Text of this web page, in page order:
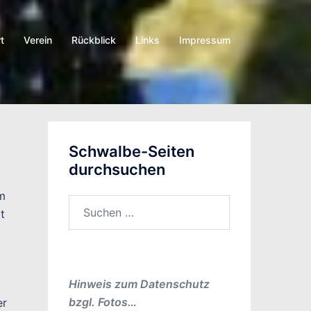
Verein Rückblick Links Impressum
Schwalbe-Seiten
durchsuchen
Hinweis zum Datenschutz
bzgl. Fotos…